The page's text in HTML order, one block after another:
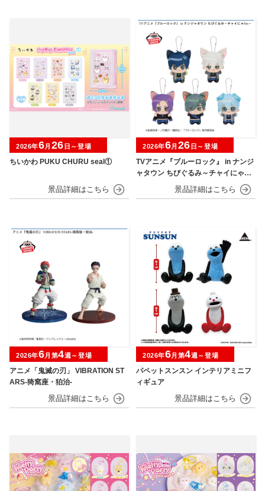
ちいかわ PUKU CHURU seal①
2026年6月 26 日～登場
TVアニメ『ブルーロック』 in ナンジ
ャタウン ちびぐるみ～チャイにゃFe
2026年6月 26 日～登場
アニメ「鬼滅の刃」 VIBRATION ST
ARS-猗窩座・狛治-
2026年6月第4週～登場
パペットスンスン インテリアミニフ
ィギュア
2026年6月第4週～登場